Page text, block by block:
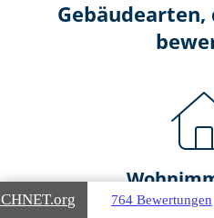
.org 764 Bewertungen